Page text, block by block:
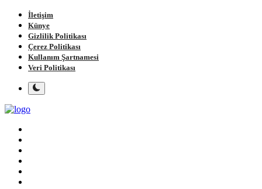
İletişim
Künye
Gizlilik Politikası
Çerez Politikası
Kullanım Şartnamesi
Veri Politikası